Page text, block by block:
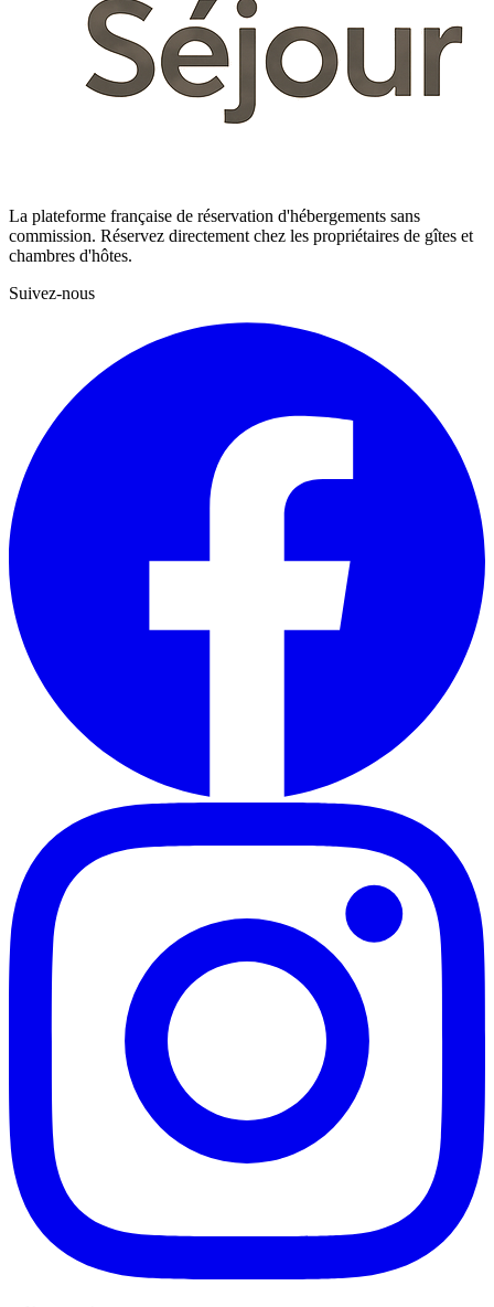
La plateforme française de réservation d'hébergements sans
commission. Réservez directement chez les propriétaires de gîtes et
chambres d'hôtes.
Suivez-nous